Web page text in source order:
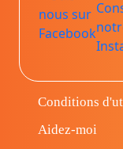
Conditions
Aidez-moi